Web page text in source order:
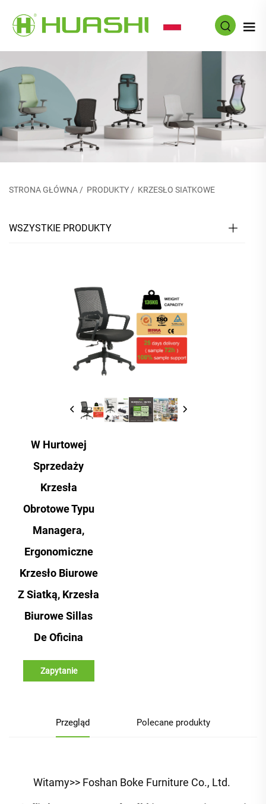
STRONA GŁÓWNA / PRODUKTY / KRZESŁO SIATKOWE
WSZYSTKIE PRODUKTY
W Hurtowej
Sprzedaży
Krzesła
Obrotowe Typu
Managera,
Ergonomiczne
Krzesło Biurowe
Z Siatką, Krzesła
Biurowe Sillas
De Oficina
Zapytanie
Przegląd Polecane produkty
Witamy>> Foshan Boke Furniture Co., Ltd.